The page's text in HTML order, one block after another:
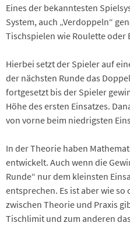
Eines der bekanntesten
System, auch „Verdoppeln“
Tischspielen wie Roulette oder
Hierbei setzt der Spieler auf
der nächsten Runde das
fortgesetzt bis der Spieler
Höhe des ersten Einsatzes.
von vorne beim niedrigsten
In der Theorie haben
entwickelt. Auch wenn die
Runde“ nur dem kleinsten
entsprechen. Es ist aber wie so
zwischen Theorie und Praxis
Tischlimit und zum anderen